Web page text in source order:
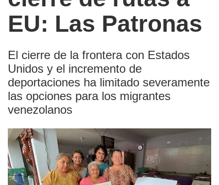
EU: Las Patronas
El cierre de la frontera con Estados
Unidos y el incremento de
deportaciones ha limitado severamente
las opciones para los migrantes
venezolanos